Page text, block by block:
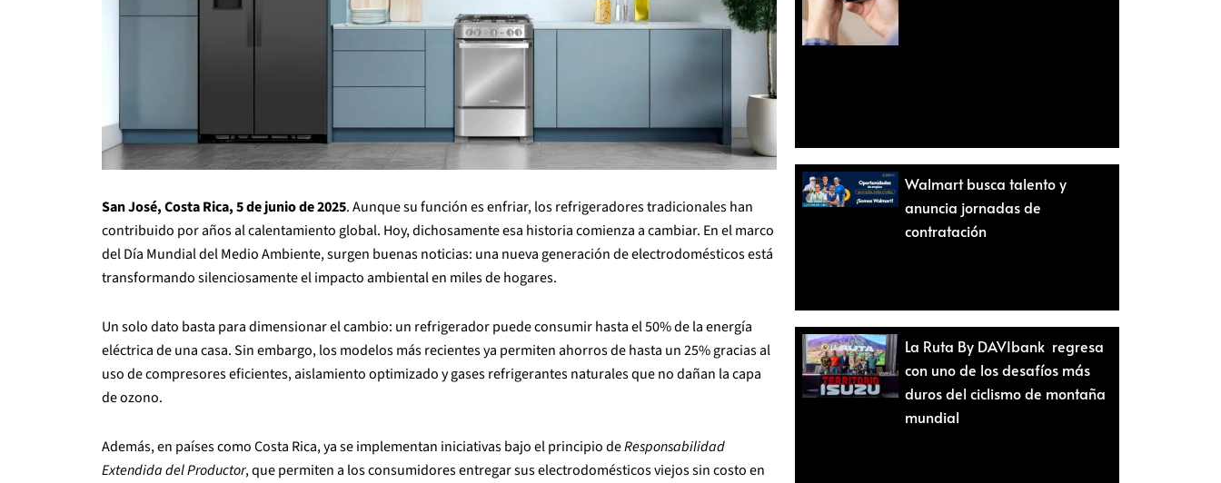
San José, Costa Rica, 5 de junio de 2025. Aunque su función es enfriar, los refrigeradores tradicionales han
contribuido por años al calentamiento global. Hoy, dichosamente esa historia comienza a cambiar. En el marco
del Día Mundial del Medio Ambiente, surgen buenas noticias: una nueva generación de electrodomésticos está
transformando silenciosamente el impacto ambiental en miles de hogares.
Un solo dato basta para dimensionar el cambio: un refrigerador puede consumir hasta el 50% de la energía
eléctrica de una casa. Sin embargo, los modelos más recientes ya permiten ahorros de hasta un 25% gracias al
uso de compresores eficientes, aislamiento optimizado y gases refrigerantes naturales que no dañan la capa
de ozono.
Además, en países como Costa Rica, ya se implementan iniciativas bajo el principio deResponsabilidad
Extendida del Productor, que permiten a los consumidores entregar sus electrodomésticos viejos sin costo en
Walmart busca talento y
anuncia jornadas de
contratación
La Ruta By DAVIbank regresa
con uno de los desafíos más
duros del ciclismo de montaña
mundial